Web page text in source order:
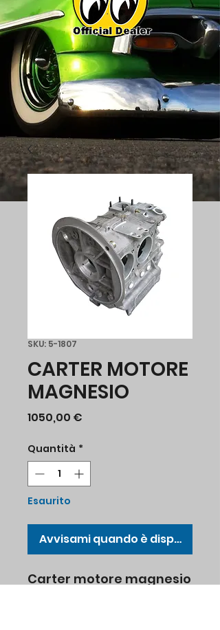
SKU: 5-1807
CARTER MOTORE
MAGNESIO
1050,00 €
Quantità *
Esaurito
Avvisami quando è disponibile
Carter motore magnesio